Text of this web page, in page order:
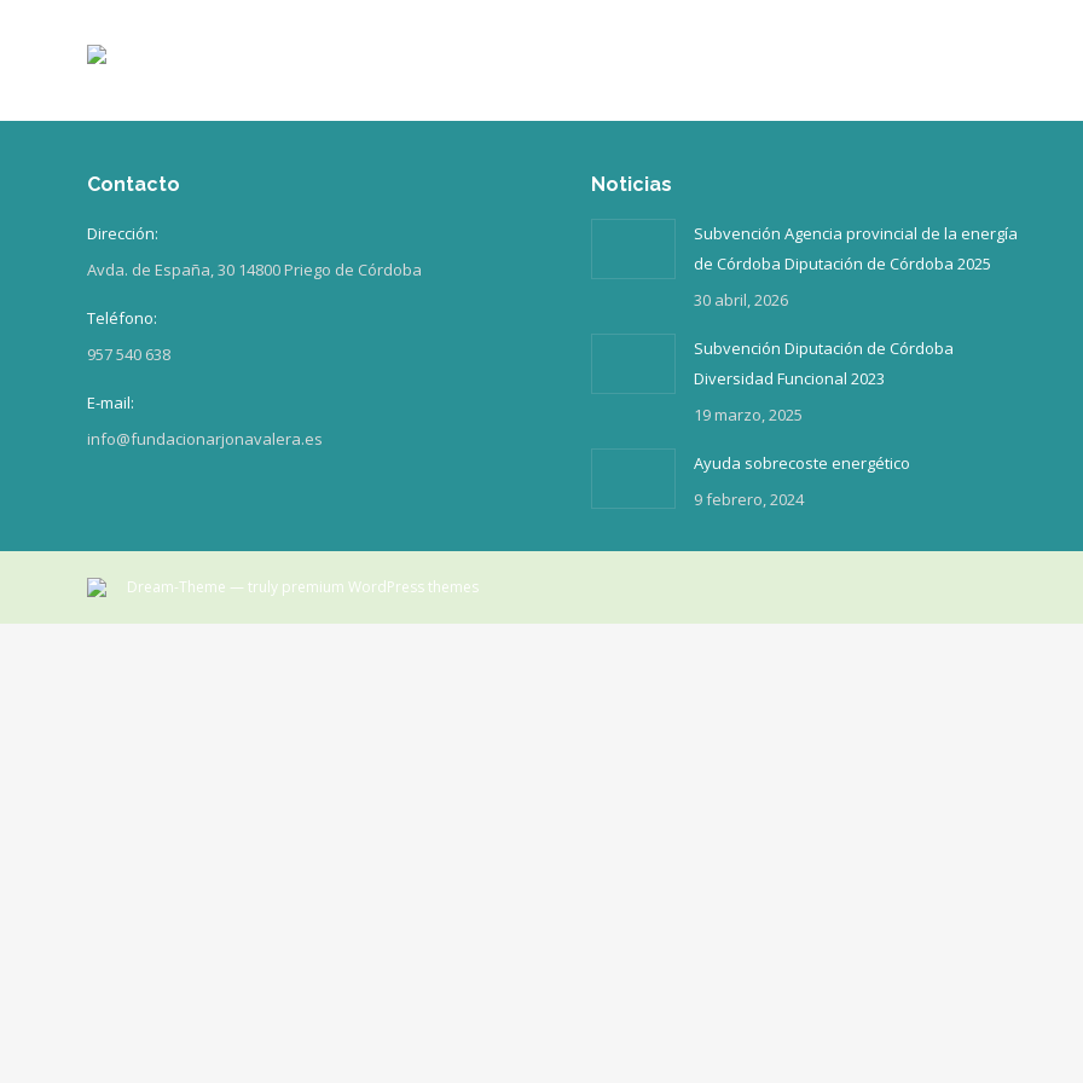
Contacto
Dirección:
Avda. de España, 30 14800 Priego de Córdoba
Teléfono:
957 540 638
E-mail:
info@fundacionarjonavalera.es
Noticias
Subvención Agencia provincial de la energía
de Córdoba Diputación de Córdoba 2025
30 abril, 2026
Subvención Diputación de Córdoba
Diversidad Funcional 2023
19 marzo, 2025
Ayuda sobrecoste energético
9 febrero, 2024
Dream-Theme — truly premium WordPress themes